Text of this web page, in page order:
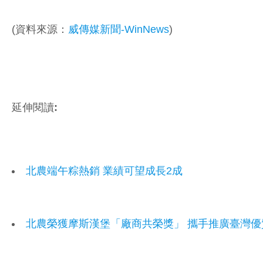
(資料來源： 威傳媒新聞-WinNews)
延伸閱讀:
北農端午粽熱銷 業績可望成長2成
北農榮獲摩斯漢堡「廠商共榮獎」 攜手推廣臺灣